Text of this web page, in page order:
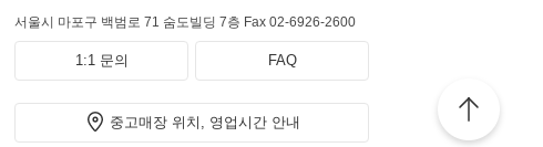
서울시 마포구 백범로 71 숨도빌딩 7층 Fax 02-6926-2600
1:1 문의 FAQ
중고매장 위치, 영업시간 안내